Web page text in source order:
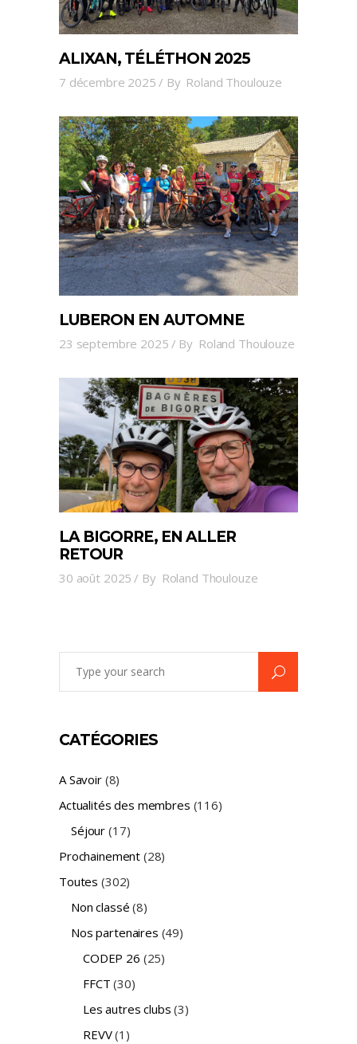
ALIXAN, TÉLÉTHON 2025
7 décembre 2025 By Roland Thoulouze
LUBERON EN AUTOMNE
23 septembre 2025 By Roland Thoulouze
LA BIGORRE, EN ALLER
RETOUR
30 août 2025 By Roland Thoulouze
CATÉGORIES
A Savoir(8)
Actualités des membres (116)
Séjour (17)
Prochainement (28)
Toutes (302)
Non classé (8)
Nos partenaires (49)
CODEP 26 (25)
FFCT (30)
Les autres clubs (3)
REVV(1)